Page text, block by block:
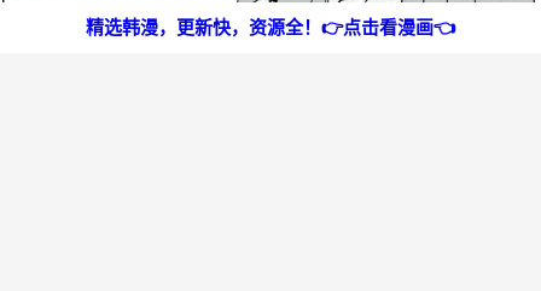
精选韩漫，更新快，资源全！👉点击看漫画👈